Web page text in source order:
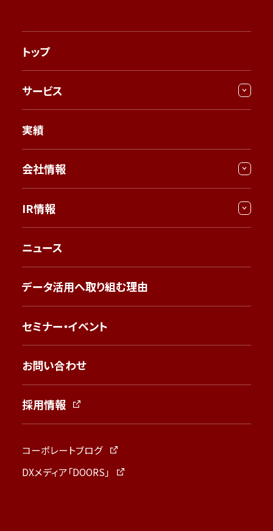
トップ
サービス
実績
会社情報
IR情報
ニュース
データ活用へ取り組む理由
セミナー・イベント
お問い合わせ
採用情報
コーポレートブログ
DXメディア「DOORS」